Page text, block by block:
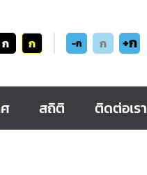
ก ก -ก ก +ก
สถิติ ติดต่อเรา